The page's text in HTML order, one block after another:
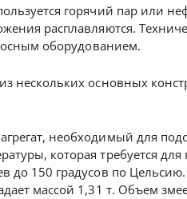
горячий пар или
расплавляются.
оборудованием.
нескольких основных
необходимый для
которая требуется
до 150 градусов по
массой 1,31 т. Объем